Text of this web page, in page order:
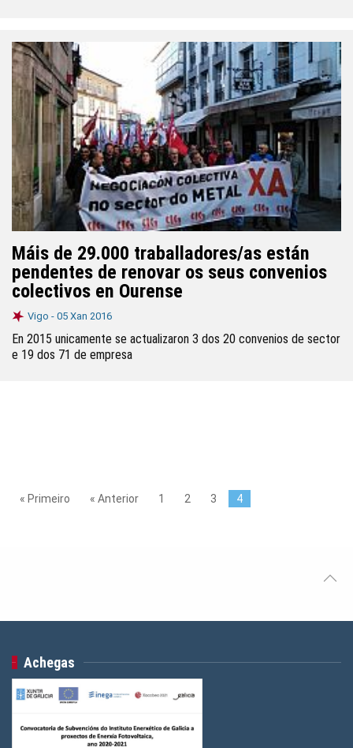
Máis de 29.000 traballadores/as están
pendentes de renovar os seus convenios
colectivos en Ourense
Vigo - 05 Xan 2016
En 2015 unicamente se actualizaron 3 dos 20 convenios de sector
e 19 dos 71 de empresa
« Primeiro « Anterior 1 2 3 4
Achegas